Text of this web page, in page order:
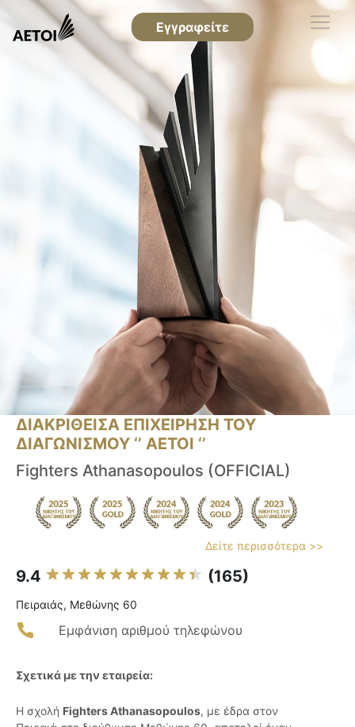
Εγγραφείτε
ΔΙΑΚΡΙΘΕΙΣΑ ΕΠΙΧΕΙΡΗΣΗ ΤΟΥ
ΔΙΑΓΩΝΙΣΜΟΥ ‘’ ΑΕΤΟΙ ‘’
Fighters Athanasopoulos (OFFICIAL)
Δείτε περισσότερα >>
9.4 (165)
Πειραιάς, Μεθώνης 60
Εμφάνιση αριθμού τηλεφώνου
Σχετικά με την εταιρεία:
Η σχολή Fighters Athanasopoulos, με έδρα στον